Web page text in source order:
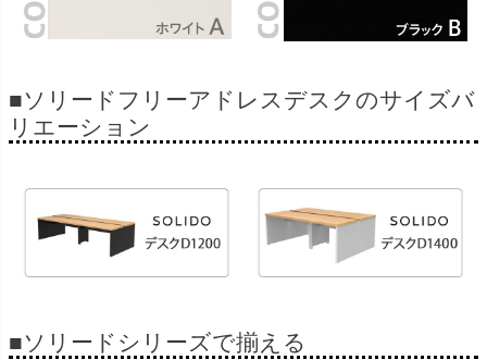
■ソリードフリーアドレスデスクのサイズバ
リエーション
■ソリードシリーズで揃える